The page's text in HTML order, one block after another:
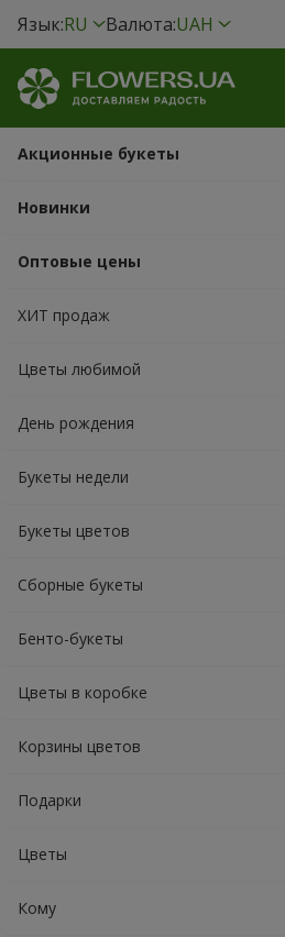
Язык:RU Валюта:UAH
Акционные букеты
Новинки
Оптовые цены
ХИТ продаж
Цветы любимой
День рождения
Букеты недели
Букеты цветов
Сборные букеты
Бенто-букеты
Цветы в коробке
Корзины цветов
Подарки
Цветы
Кому